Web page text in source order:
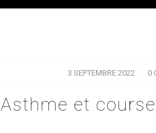
3 SEPTEMBRE 2022
/ 0
Asthme et